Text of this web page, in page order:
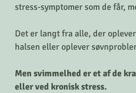
stress-symptomer som de får,
Det er langt fra alle, der
halsen eller oplever
Men svimmelhed er et af de
eller ved kronisk stress.